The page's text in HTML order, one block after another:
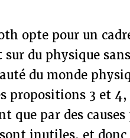
opte pour un
sur du physique
du monde
propositions 3 et
que par des causes